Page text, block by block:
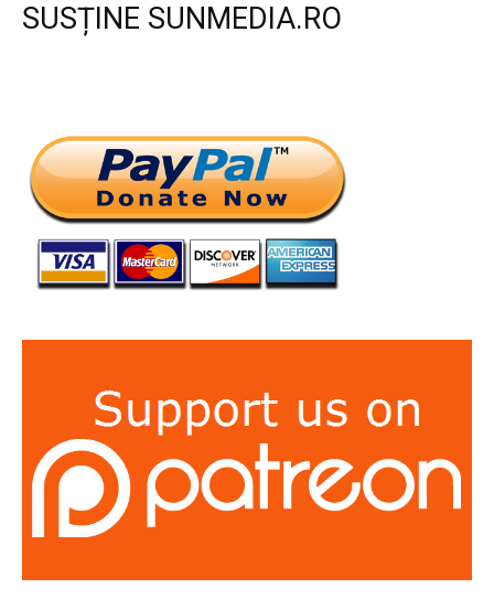
SUSȚINE SUNMEDIA.RO